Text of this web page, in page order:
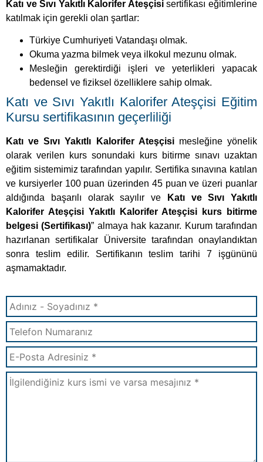
Katı ve Sıvı Yakıtlı Kalorifer Ateşçisisertifikası eğitimlerine
katılmak için gerekli olan şartlar:
Türkiye Cumhuriyeti Vatandaşı olmak.
Okuma yazma bilmek veya ilkokul mezunu olmak.
Mesleğin gerektirdiği işleri ve yeterlikleri yapacak
bedensel ve fiziksel özelliklere sahip olmak.
Katı ve Sıvı Yakıtlı Kalorifer Ateşçisi Eğitim
Kursu sertifikasının geçerliliği
Katı ve Sıvı Yakıtlı Kalorifer Ateşçisi mesleğine yönelik
olarak verilen kurs sonundaki kurs bitirme sınavı uzaktan
eğitim sistemimiz tarafından yapılır. Sertifika sınavına katılan
ve kursiyerler 100 puan üzerinden 45 puan ve üzeri puanlar
aldığında başarılı olarak sayılır ve Katı ve Sıvı Yakıtlı
Kalorifer Ateşçisi Yakıtlı Kalorifer Ateşçisi kurs bitirme
belgesi (Sertifikası)” almaya hak kazanır. Kurum tarafından
hazırlanan sertifikalar Üniversite tarafından onaylandıktan
sonra teslim edilir. Sertifikanın teslim tarihi 7 işgününü
aşmamaktadır.